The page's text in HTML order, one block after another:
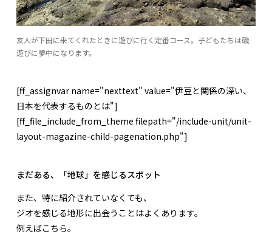
友人が下田に来てくれたときに遊びに行く定番コース。子どもたちは磯
遊びに夢中になります。
[ff_assignvar name="nexttext" value="伊豆と関係の深い、
日本を代表するものとは"]
[ff_file_include_from_theme filepath="/include-unit/unit-
layout-magazine-child-pagenation.php"]
まだある、「地球」を感じるスポット
また、特に紹介されていなくても、
ジオを感じる地形に出会うことはよくあります。
例えばこちら。